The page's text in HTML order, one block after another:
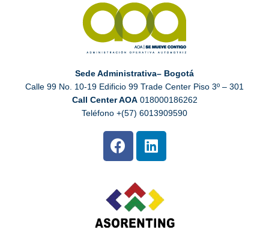
Sede Administrativa– Bogotá
Calle 99 No. 10-19 Edificio 99 Trade Center Piso 3º – 301
Call Center AOA018000186262
Teléfono +(57) 6013909590